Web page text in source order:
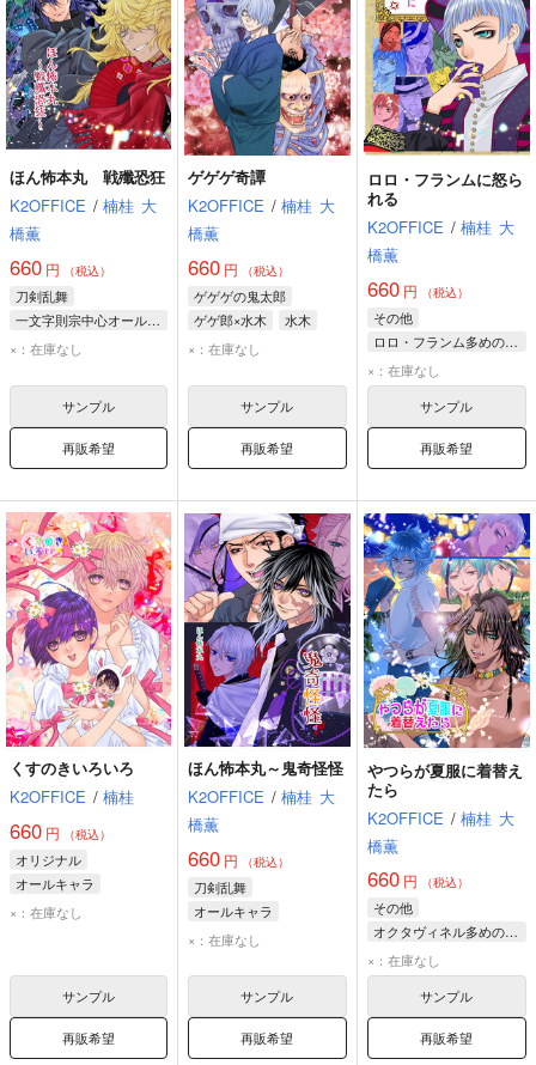
ほん怖本丸 戦殲恐狂
K2OFFICE / 楠桂 大
橋薫
660 円 （税込）
刀剣乱舞
一文字則宗中心オールキャラ
一文字則宗
×：在庫なし
サンプル
再販希望
ゲゲゲ奇譚
K2OFFICE / 楠桂 大
橋薫
660 円 （税込）
ゲゲゲの鬼太郎
ゲゲ郎×水木
水木
ゲゲ郎
×：在庫なし
サンプル
再販希望
ロロ・フランムに怒ら
れる
K2OFFICE / 楠桂 大
橋薫
660円 （税込）
その他
ロロ・フランム多めのオールキャラ
ロロ・フランム
イデア・シュラウド
×：在庫なし
サンプル
再販希望
くすのきいろいろ
K2OFFICE / 楠桂
660 円 （税込）
オリジナル
オールキャラ
八神くんママ
×：在庫なし
サンプル
再販希望
ほん怖本丸～鬼奇怪怪
K2OFFICE / 楠桂 大
橋薫
660 円 （税込）
刀剣乱舞
オールキャラ
実休光忠
×：在庫なし
サンプル
再販希望
やつらが夏服に着替え
たら
K2OFFICE / 楠桂 大
橋薫
660円 （税込）
その他
オクタヴィネル多めのオールキャラ
イデア・シュラウド
アズール・アーシェングロット
レオナ・キングスカラー
×：在庫なし
サンプル
再販希望